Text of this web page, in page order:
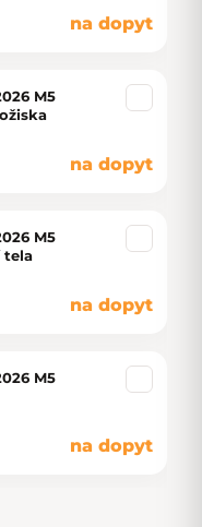
na dopyt
M5
na dopyt
M5
tela
na dopyt
M5
na dopyt